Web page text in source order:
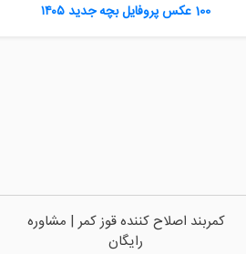
100 عکس پروفایل بچه جدید ۱۴۰۵
کمربند اصلاح کننده قوز کمر | مشاوره
رایگان